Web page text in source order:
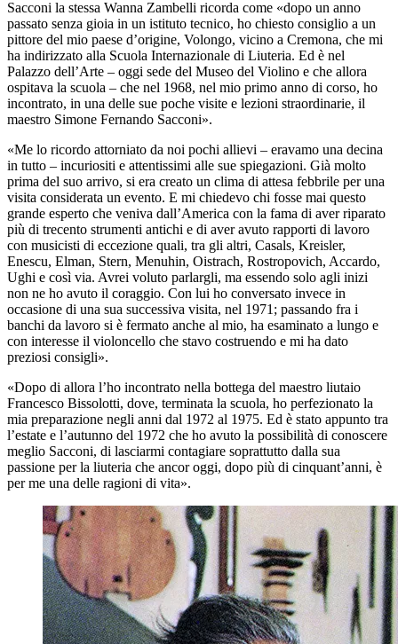
Sacconi la stessa Wanna Zambelli ricorda come «dopo un anno
passato senza gioia in un istituto tecnico, ho chiesto consiglio a un
pittore del mio paese d’origine, Volongo, vicino a Cremona, che mi
ha indirizzato alla Scuola Internazionale di Liuteria. Ed è nel
Palazzo dell’Arte – oggi sede del Museo del Violino e che allora
ospitava la scuola – che nel 1968, nel mio primo anno di corso, ho
incontrato, in una delle sue poche visite e lezioni straordinarie, il
maestro Simone Fernando Sacconi».
«Me lo ricordo attorniato da noi pochi allievi – eravamo una decina
in tutto – incuriositi e attentissimi alle sue spiegazioni. Già molto
prima del suo arrivo, si era creato un clima di attesa febbrile per una
visita considerata un evento. E mi chiedevo chi fosse mai questo
grande esperto che veniva dall’America con la fama di aver riparato
più di trecento strumenti antichi e di aver avuto rapporti di lavoro
con musicisti di eccezione quali, tra gli altri, Casals, Kreisler,
Enescu, Elman, Stern, Menuhin, Oistrach, Rostropovich, Accardo,
Ughi e così via. Avrei voluto parlargli, ma essendo solo agli inizi
non ne ho avuto il coraggio. Con lui ho conversato invece in
occasione di una sua successiva visita, nel 1971; passando fra i
banchi da lavoro si è fermato anche al mio, ha esaminato a lungo e
con interesse il violoncello che stavo costruendo e mi ha dato
preziosi consigli».
«Dopo di allora l’ho incontrato nella bottega del maestro liutaio
Francesco Bissolotti, dove, terminata la scuola, ho perfezionato la
mia preparazione negli anni dal 1972 al 1975. Ed è stato appunto tra
l’estate e l’autunno del 1972 che ho avuto la possibilità di conoscere
meglio Sacconi, di lasciarmi contagiare soprattutto dalla sua
passione per la liuteria che ancor oggi, dopo più di cinquant’anni, è
per me una delle ragioni di vita».